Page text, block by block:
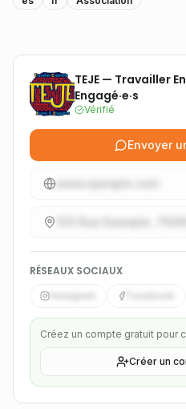
TEJE — Travailler
Engagé·e·s
Vérifié
Envoyer
www.ejemplo.com
123 Rue Example, 75000
RÉSEAUX SOCIAUX
Créez un compte gratuit pour
Créer un